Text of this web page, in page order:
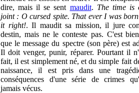
dire, mais il se sent maudit. The time is
joint : O cursed spite. That ever I was
it right!. Il maudit sa mission, il jure
destin, mais ne le conteste pas. C'est
que le message du spectre (son père) est
Il doit venger, punir, réparer. Pourtant il
fait, il est simplement né, et du simple fait
naissance, il est pris dans une
conséquences d'une série de crimes
jamais vécus.